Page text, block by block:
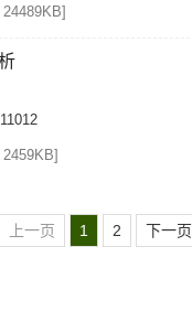
上一页 1 2 下一页